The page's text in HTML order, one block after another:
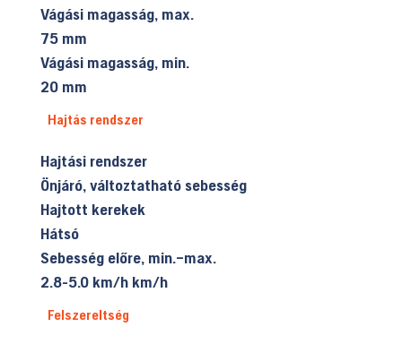
Vágási magasság, max.
75 mm
Vágási magasság, min.
20 mm
Hajtás rendszer
Hajtási rendszer
Önjáró, változtatható sebesség
Hajtott kerekek
Hátsó
Sebesség előre, min.–max.
2.8-5.0 km/h km/h
Felszereltség